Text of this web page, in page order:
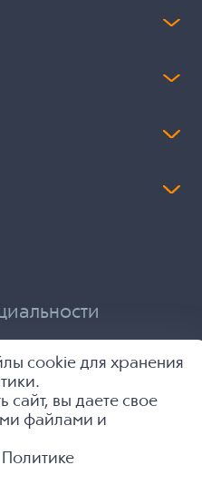
cookie для хранения
сайт, вы даете свое
файлами и
Политике